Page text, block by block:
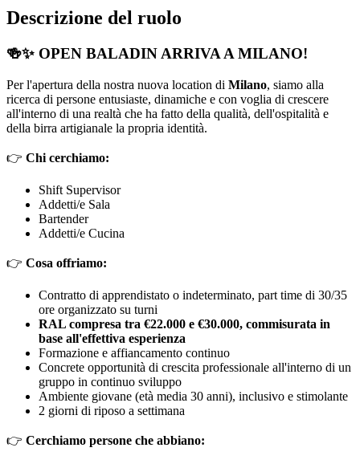
Descrizione del ruolo
🍻✨ OPEN BALADIN ARRIVA A MILANO!
Per l'apertura della nostra nuova location di Milano, siamo alla
ricerca di persone entusiaste, dinamiche e con voglia di crescere
all'interno di una realtà che ha fatto della qualità, dell'ospitalità e
della birra artigianale la propria identità.
👉 Chi cerchiamo:
Shift Supervisor
Addetti/e Sala
Bartender
Addetti/e Cucina
👉 Cosa offriamo:
Contratto di apprendistato o indeterminato, part time di 30/35
ore organizzato su turni
RAL compresa tra €22.000 e €30.000, commisurata in
base all'effettiva esperienza
Formazione e affiancamento continuo
Concrete opportunità di crescita professionale all'interno di un
gruppo in continuo sviluppo
Ambiente giovane (età media 30 anni), inclusivo e stimolante
2 giorni di riposo a settimana
👉 Cerchiamo persone che abbiano: